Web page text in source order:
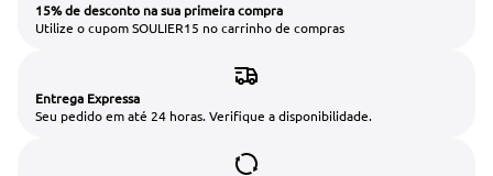
15% de desconto na sua primeira compra
Utilize o cupom SOULIER15 no carrinho de compras
Entrega Expressa
Seu pedido em até 24 horas. Verifique a disponibilidade.